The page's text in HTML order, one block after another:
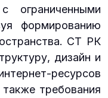
формированию
СТ РК
дизайн и
ресурсов
требования